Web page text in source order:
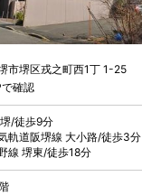
市堺区戎之町西1丁 1-25
確認
堺/徒歩9分
軌道阪堺線大小路/徒歩3分
線堺東/徒歩18分